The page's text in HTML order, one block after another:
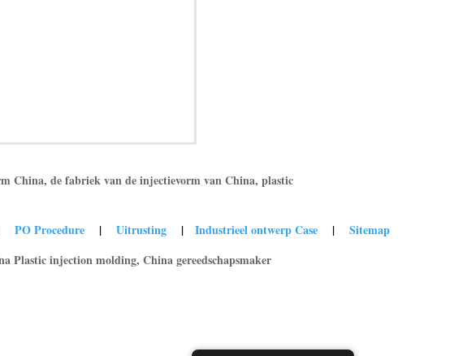
China, de fabriek van de injectievorm van China, plastic
PO Procedure |Uitrusting |Industrieel ontwerp Case |Sitemap
injection molding, China gereedschapsmaker.